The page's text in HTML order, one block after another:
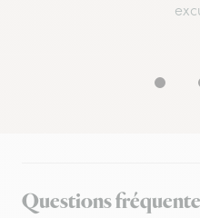
Questions